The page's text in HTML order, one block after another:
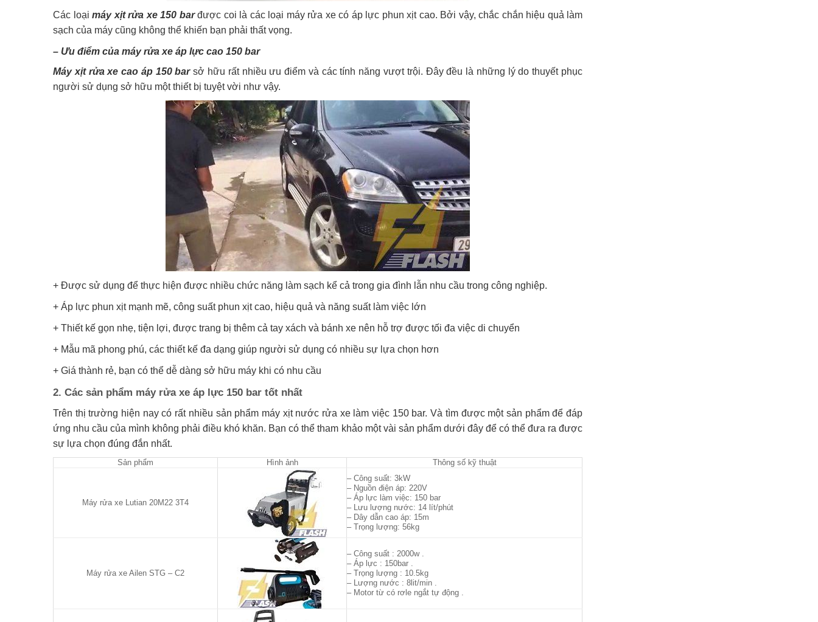
Các loại máy xịt rửa xe 150 barđược coi là các loại máy rửa xe có áp lực phun xịt cao. Bởi vậy, chắc chắn hiệu quả làm
sạch của máy cũng không thể khiến bạn phải thất vọng.
– Ưu điểm của máy rửa xe áp lực cao 150 bar
Máy xịt rửa xe cao áp 150 barsở hữu rất nhiều ưu điểm và các tính năng vượt trội. Đây đều là những lý do thuyết phục
người sử dụng sở hữu một thiết bị tuyệt vời như vậy.
+ Được sử dụng để thực hiện được nhiều chức năng làm sạch kể cả trong gia đình lẫn nhu cầu trong công nghiệp.
+ Áp lực phun xịt mạnh mẽ, công suất phun xịt cao, hiệu quả và năng suất làm việc lớn
+ Thiết kế gọn nhẹ, tiện lợi, được trang bị thêm cả tay xách và bánh xe nên hỗ trợ được tối đa việc di chuyển
+ Mẫu mã phong phú, các thiết kế đa dạng giúp người sử dụng có nhiều sự lựa chọn hơn
+ Giá thành rẻ, bạn có thể dễ dàng sở hữu máy khi có nhu cầu
2. Các sản phẩm máy rửa xe áp lực 150 bar tốt nhất
Trên thị trường hiện nay có rất nhiều sản phẩm máy xịt nước rửa xe làm việc 150 bar. Và tìm được một sản phẩm để đáp
ứng nhu cầu của mình không phải điều khó khăn. Bạn có thể tham khảo một vài sản phẩm dưới đây để có thể đưa ra được
sự lựa chọn đúng đắn nhất.
Sản phẩm Hình ảnh Thông số kỹ thuật
Máy rửa xe Lutian 20M22 3T4
– Công suất: 3kW
– Nguồn điện áp: 220V
– Áp lực làm việc: 150 bar
– Lưu lượng nước: 14 lít/phút
– Dây dẫn cao áp: 15m
– Trọng lượng: 56kg
Máy rửa xe Ailen STG – C2
– Công suất : 2000w .
– Áp lực : 150bar .
– Trọng lượng : 10.5kg
– Lượng nước : 8lit/min .
– Motor từ có rơle ngắt tự động .